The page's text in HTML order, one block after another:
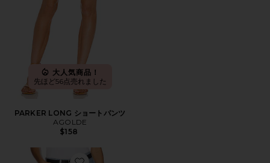
大人気商品！
先ほど56点売れました
PARKER LONG ショートパンツ
AGOLDE
$158